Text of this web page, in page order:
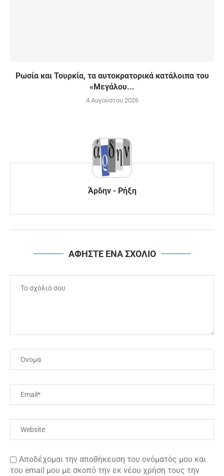
Ρωσία και Τουρκία, τα αυτοκρατορικά κατάλοιπα του
«Μεγάλου...
4 Αυγούστου 2026
Άρδην - Ρήξη
ΑΦΗΣΤΕ ΕΝΑ ΣΧΟΛΙΟ
Αποδέχομαι την αποθήκευση του ονόματός μου και
του email μου με σκοπό την εκ νέου χρήση τους την